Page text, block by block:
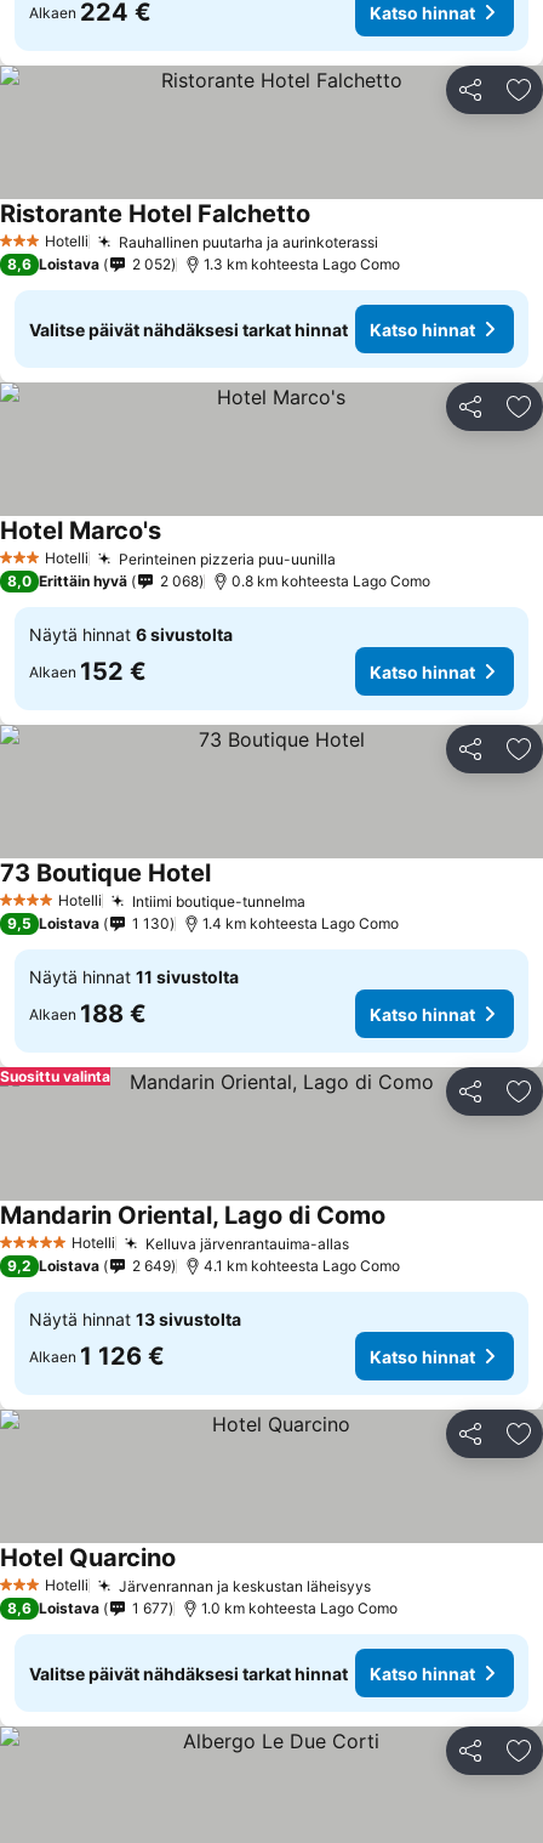
Alkaen 224 € Katso hinnat
Jaa
3 Tähtiluokitus
Hotelli Rauhallinen puutarha ja aurinkoterassi
Ristorante Hotel Falchetto
8,6 Loistava 2 052 1.3 km kohteesta Lago Como
Valitse päivät nähdäksesi tarkat hinnat Katso hinnat
Jaa
3 Tähtiluokitus
Hotelli Perinteinen pizzeria puu-uunilla
Hotel Marco's
8,0 Erittäin hyvä 2 068 0.8 km kohteesta Lago Como
Näytä hinnat 6 sivustolta
Alkaen 152 € Katso hinnat
Jaa
4 Tähtiluokitus
Hotelli Intiimi boutique-tunnelma
73 Boutique Hotel
9,5 Loistava 1 130 1.4 km kohteesta Lago Como
Näytä hinnat 11 sivustolta
Alkaen 188 € Katso hinnat
Jaa
Suosittu valinta
5 Tähtiluokitus
Hotelli Kelluva järvenrantauima-allas
Mandarin Oriental, Lago di Como
9,2 Loistava 2 649 4.1 km kohteesta Lago Como
Näytä hinnat 13 sivustolta
Alkaen 1 126 € Katso hinnat
Jaa
3 Tähtiluokitus
Hotelli Järvenrannan ja keskustan läheisyys
Hotel Quarcino
8,6 Loistava 1 677 1.0 km kohteesta Lago Como
Valitse päivät nähdäksesi tarkat hinnat Katso hinnat
Jaa